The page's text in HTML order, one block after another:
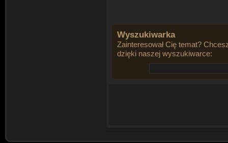
Wyszukiwarka
Zainteresował Cię temat?
dzięki naszej wyszukiwarce: